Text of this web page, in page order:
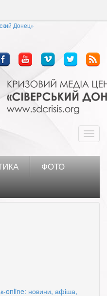
Донец»
ФОТО
online: новини, афіша,